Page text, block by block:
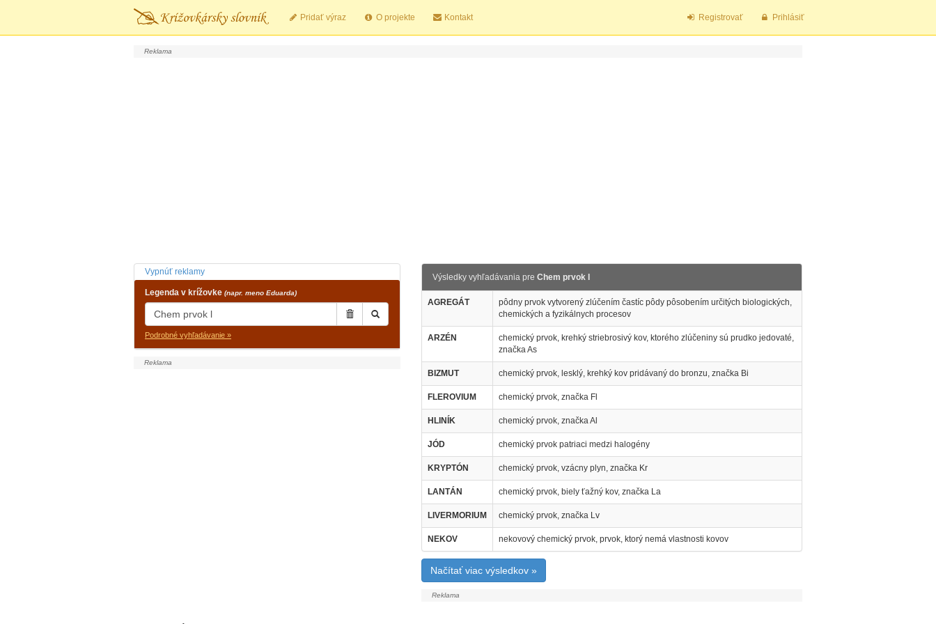
Pridať výraz O projekte Kontakt Registrovať Prihlásiť
Vypnúť reklamy
Legenda v krížovke (napr. meno Eduarda)
Podrobné vyhľadávanie »
Výsledky vyhľadávania pre Chem prvok l
AGREGÁT
pôdny prvok vytvorený zlúčením častíc pôdy pôsobením určitých biologických,
chemických a fyzikálnych procesov
ARZÉN
chemický prvok, krehký striebrosivý kov, ktorého zlúčeniny sú prudko jedovaté,
značka As
BIZMUT chemický prvok, lesklý, krehký kov pridávaný do bronzu, značka Bi
FLEROVIUM chemický prvok, značka Fl
HLINÍK chemický prvok, značka Al
JÓD chemický prvok patriaci medzi halogény
KRYPTÓN chemický prvok, vzácny plyn, značka Kr
LANTÁN chemický prvok, biely ťažný kov, značka La
LIVERMORIUM chemický prvok, značka Lv
NEKOV nekovový chemický prvok, prvok, ktorý nemá vlastnosti kovov
Načítať viac výsledkov »